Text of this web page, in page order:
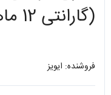
(گارانتی 12 ماهه مدیا پلاس)
فروشنده: ایویز